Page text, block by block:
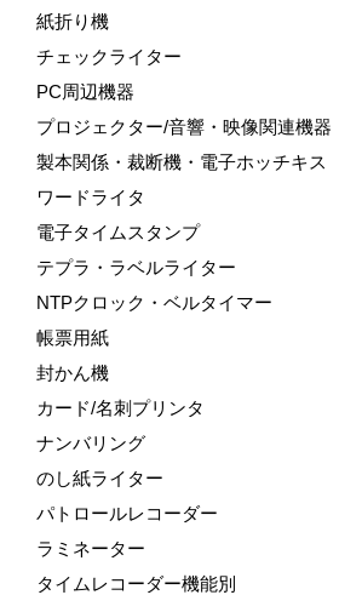
紙折り機
チェックライター
PC周辺機器
プロジェクター/音響・映像関連機器
製本関係・裁断機・電子ホッチキス
ワードライタ
電子タイムスタンプ
テプラ・ラベルライター
NTPクロック・ベルタイマー
帳票用紙
封かん機
カード/名刺プリンタ
ナンバリング
のし紙ライター
パトロールレコーダー
ラミネーター
タイムレコーダー機能別